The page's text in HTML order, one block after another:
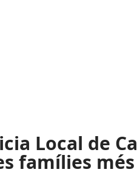
Local de
famílies més